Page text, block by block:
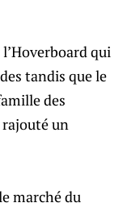
qui
tandis que le
des
un
marché du